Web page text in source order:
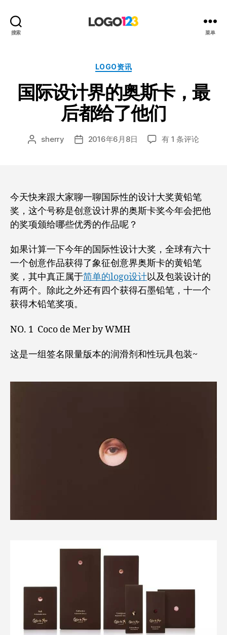
搜索
设
计
博
客
菜单
分
LOGO资讯
国际设计界的奥斯卡，最
后都给了他们
文 sherry
发 2016年6月8日
国
的
奥
斯
后
都
给
了
他
有 1 条评论
今天快来跟大家聊一聊国际性的设计大奖黄铅笔
奖，这个号称是创意设计界的奥斯卡奖今年会把他
的奖项颁给哪些优秀的作品呢？
如果计算一下今年的国际性设计大奖，全球有六十
一个创意作品获得了象征创意界奥斯卡的黄铅笔
奖，其中真正属于简单的logo设计以及包装设计的
有两个。除此之外还有四个获得石墨铅笔，十一个
获得木铅笔奖项。
NO. 1 Coco de Mer by WMH
这是一组签名限量版本的润滑剂和性玩具包装~